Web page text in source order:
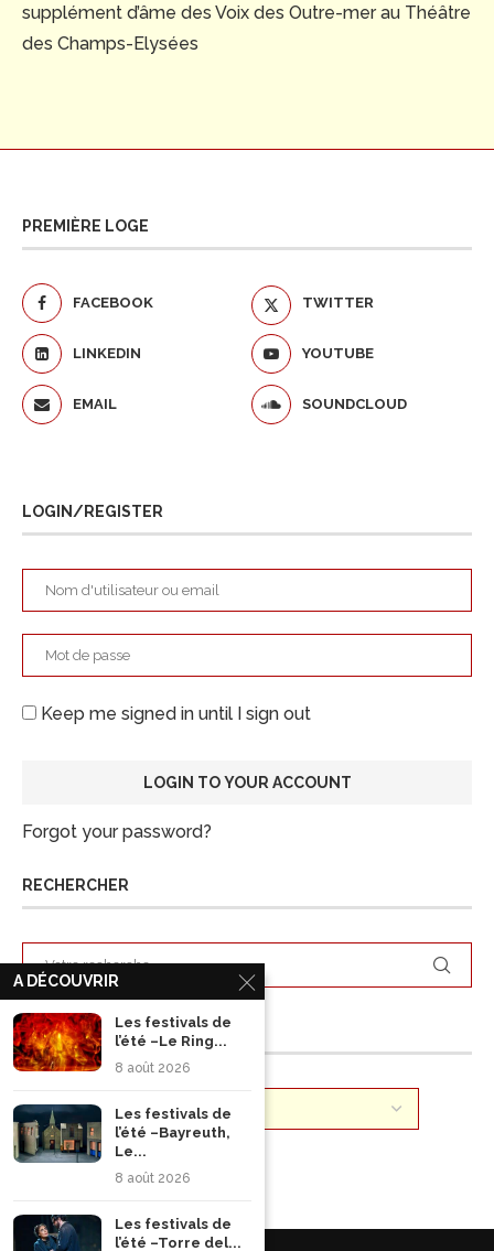
supplément d’âme des Voix des Outre-mer au Théâtre
des Champs-Elysées
PREMIÈRE LOGE
FACEBOOK TWITTER
LINKEDIN YOUTUBE
EMAIL SOUNDCLOUD
LOGIN/REGISTER
Keep me signed in until I sign out
Forgot your password?
RECHERCHER
ARCHIVES
A DÉCOUVRIR
Les festivals de
l’été –Le Ring...
8 août 2026
Les festivals de
l’été –Bayreuth,
Le...
8 août 2026
Les festivals de
l’été –Torre del...